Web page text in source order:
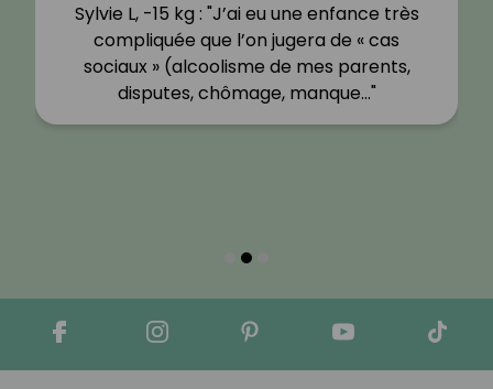
Sylvie L, -15 kg : "J’ai eu une enfance très
compliquée que l’on jugera de « cas
sociaux » (alcoolisme de mes parents,
disputes, chômage, manque…"